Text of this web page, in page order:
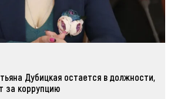
Дубицкая остается в должности,
за коррупцию